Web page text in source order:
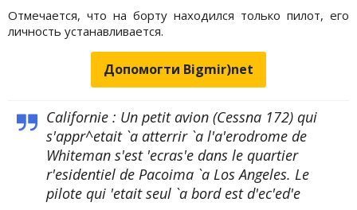
Отмечается, что на борту находился только пилот, его
личность устанавливается.
Допомогти Bigmir)net
Californie : Un petit avion (Cessna 172) qui
s'appr^etait `a atterrir `a l'a'erodrome de
Whiteman s'est 'ecras'e dans le quartier
r'esidentiel de Pacoima `a Los Angeles. Le
pilote qui 'etait seul `a bord est d'ec'ed'e